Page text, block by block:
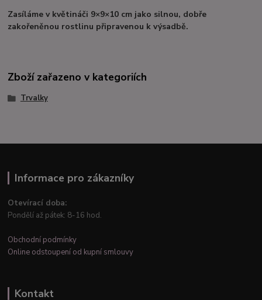
Zasíláme v květináči 9×9×10 cm jako silnou, dobře
zakořeněnou rostlinu připravenou k výsadbě.
Zboží zařazeno v kategoriích
Trvalky
Informace pro zákazníky
Otevírací doba:
Pondělí až pátek: 8-16 hod.
Obchodní podmínky
Online odstoupení od kupní smlouvy
Kontakt